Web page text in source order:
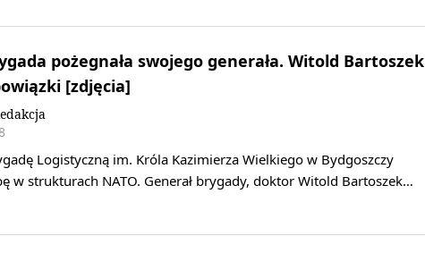
pożegnała swojego generała. Witold Bartoszek
[zdjęcia]
Logistyczną im. Króla Kazimierza Wielkiego w Bydgoszczy
w strukturach NATO. Generał brygady, doktor Witold Bartoszek…